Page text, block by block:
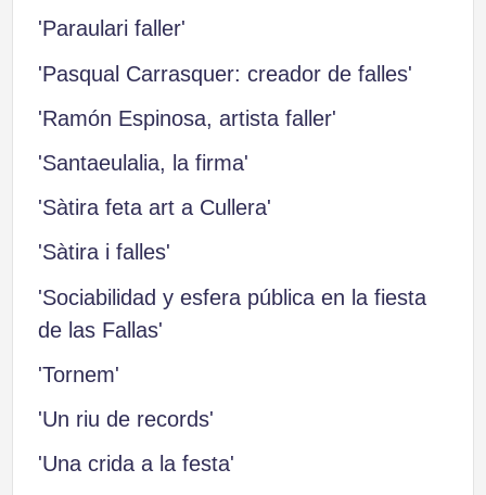
'Paraulari faller'
'Pasqual Carrasquer: creador de falles'
'Ramón Espinosa, artista faller'
'Santaeulalia, la firma'
'Sàtira feta art a Cullera'
'Sàtira i falles'
'Sociabilidad y esfera pública en la fiesta
de las Fallas'
'Tornem'
'Un riu de records'
'Una crida a la festa'